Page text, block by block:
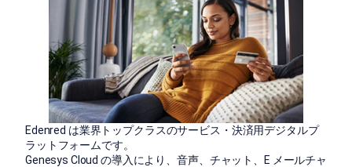
Edenred は業界トップクラスのサービス・決済用デジタルプ
ラットフォームです。
Genesys Cloud の導入により、音声、チャット、E メールチャ